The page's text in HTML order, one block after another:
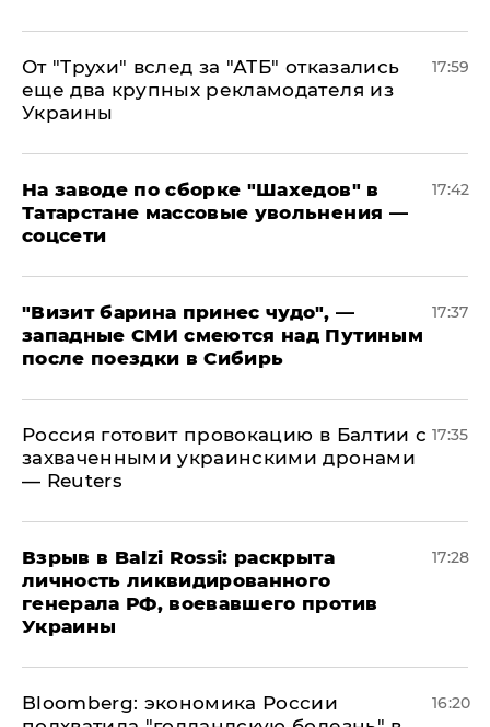
От "Трухи" вслед за "АТБ" отказались
еще два крупных рекламодателя из
Украины
17:59
На заводе по сборке "Шахедов" в
Татарстане массовые увольнения —
соцсети
17:42
"Визит барина принес чудо", —
западные СМИ смеются над Путиным
после поездки в Сибирь
17:37
​Россия готовит провокацию в Балтии с
захваченными украинскими дронами
— Reuters
17:35
​Взрыв в Balzi Rossi: раскрыта
личность ликвидированного
генерала РФ, воевавшего против
Украины
17:28
Bloomberg: экономика России
16:20